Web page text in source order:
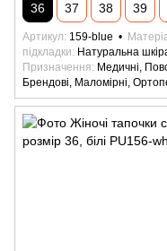
36 37 38 39
Артикул 159-blue
підкладки
Натуральна
Призначення
Медичні,
Брендові, Маломірні,